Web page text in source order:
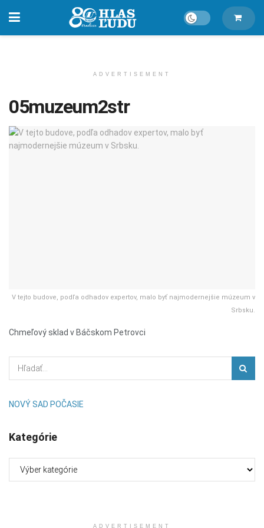
ADVERTISEMENT
05muzeum2str
V tejto budove, podľa odhadov expertov, malo byť najmodernejšie múzeum v
Srbsku.
Chmeľový sklad v Báčskom Petrovci
NOVÝ SAD POČASIE
Kategórie
ADVERTISEMENT